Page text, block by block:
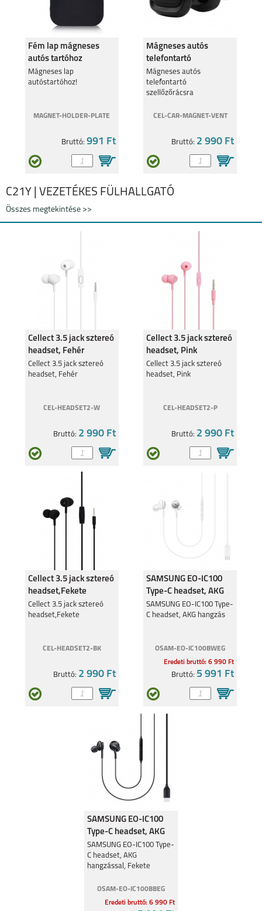
Fém lap mágneses
autós tartóhoz
Mágneses lap
autóstartóhoz!
MAGNET-HOLDER-PLATE
Bruttó: 991 Ft
Mágneses autós
telefontartó
szellőzőrácsra
Mágneses autós
telefontartó
szellőzőrácsra
CEL-CAR-MAGNET-VENT
Bruttó: 2 990 Ft
C21Y | VEZETÉKES FÜLHALLGATÓ
Összes megtekintése >>
Cellect 3.5 jack sztereó
headset, Fehér
Cellect 3.5 jack sztereó
headset, Fehér
CEL-HEADSET2-W
Bruttó: 2 990 Ft
Cellect 3.5 jack sztereó
headset, Pink
Cellect 3.5 jack sztereó
headset, Pink
CEL-HEADSET2-P
Bruttó: 2 990 Ft
Cellect 3.5 jack sztereó
headset,Fekete
Cellect 3.5 jack sztereó
headset,Fekete
CEL-HEADSET2-BK
Bruttó: 2 990 Ft
SAMSUNG EO-IC100
Type-C headset, AKG
hangzással, Fehér
SAMSUNG EO-IC100 Type-
C headset, AKG hangzás
OSAM-EO-IC100BWEG
Eredeti bruttó: 6 990 Ft
Bruttó: 5 991 Ft
SAMSUNG EO-IC100
Type-C headset, AKG
hangzással, Fekete
SAMSUNG EO-IC100 Type-
C headset, AKG
hangzással, Fekete
OSAM-EO-IC100BBEG
Eredeti bruttó: 6 990 Ft